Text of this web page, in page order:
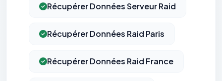
Récupérer Données Serveur Raid
Récupérer Données Raid Paris
Récupérer Données Raid France